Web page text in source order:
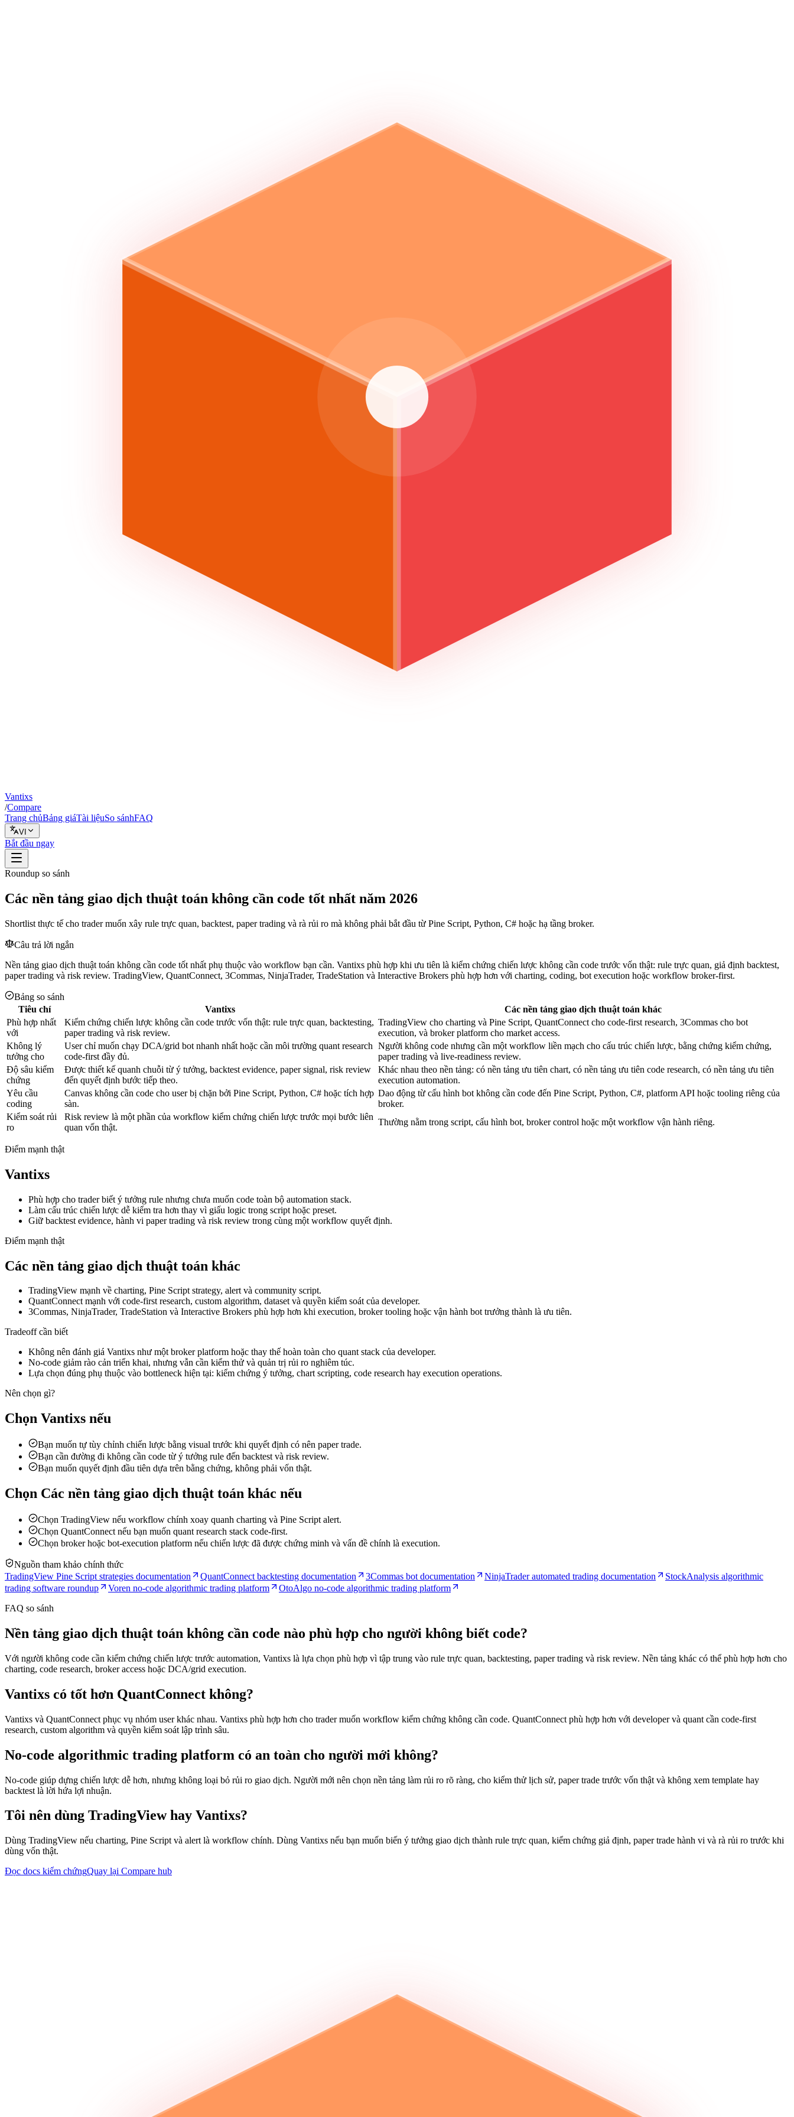
Vantixs
/Compare
Trang chủBảng giáTài liệuSo sánhFAQ
VI
Bắt đầu ngay
Roundup so sánh
Các nền tảng giao dịch thuật toán không cần code tốt nhất năm 2026
Shortlist thực tế cho trader muốn xây rule trực quan, backtest, paper trading và rà rủi ro mà không phải bắt đầu từ Pine Script, Python, C# hoặc hạ tầng broker.
Câu trả lời ngắn
Nền tảng giao dịch thuật toán không cần code tốt nhất phụ thuộc vào workflow bạn cần. Vantixs phù hợp khi ưu tiên là kiểm chứng chiến lược không cần code trước vốn thật: rule trực quan, giả định backtest,
paper trading và risk review. TradingView, QuantConnect, 3Commas, NinjaTrader, TradeStation và Interactive Brokers phù hợp hơn với charting, coding, bot execution hoặc workflow broker-first.
Bảng so sánh
Tiêu chí
Vantixs
Các nền tảng giao dịch thuật toán khác
Phù hợp nhất
với
Kiểm chứng chiến lược không cần code trước vốn thật: rule trực quan, backtesting,
paper trading và risk review.
TradingView cho charting và Pine Script, QuantConnect cho code-first research, 3Commas cho bot
execution, và broker platform cho market access.
Không lý
tưởng cho
User chỉ muốn chạy DCA/grid bot nhanh nhất hoặc cần môi trường quant research
code-first đầy đủ.
Người không code nhưng cần một workflow liền mạch cho cấu trúc chiến lược, bằng chứng kiểm chứng,
paper trading và live-readiness review.
Độ sâu kiểm
chứng
Được thiết kế quanh chuỗi từ ý tưởng, backtest evidence, paper signal, risk review
đến quyết định bước tiếp theo.
Khác nhau theo nền tảng: có nền tảng ưu tiên chart, có nền tảng ưu tiên code research, có nền tảng ưu tiên
execution automation.
Yêu cầu
coding
Canvas không cần code cho user bị chặn bởi Pine Script, Python, C# hoặc tích hợp
sàn.
Dao động từ cấu hình bot không cần code đến Pine Script, Python, C#, platform API hoặc tooling riêng của
broker.
Kiểm soát rủi
ro
Risk review là một phần của workflow kiểm chứng chiến lược trước mọi bước liên
quan vốn thật.
Thường nằm trong script, cấu hình bot, broker control hoặc một workflow vận hành riêng.
Điểm mạnh thật
Vantixs
Phù hợp cho trader biết ý tưởng rule nhưng chưa muốn code toàn bộ automation stack.
Làm cấu trúc chiến lược dễ kiểm tra hơn thay vì giấu logic trong script hoặc preset.
Giữ backtest evidence, hành vi paper trading và risk review trong cùng một workflow quyết định.
Điểm mạnh thật
Các nền tảng giao dịch thuật toán khác
TradingView mạnh về charting, Pine Script strategy, alert và community script.
QuantConnect mạnh với code-first research, custom algorithm, dataset và quyền kiểm soát của developer.
3Commas, NinjaTrader, TradeStation và Interactive Brokers phù hợp hơn khi execution, broker tooling hoặc vận hành bot trưởng thành là ưu tiên.
Tradeoff cần biết
Không nên đánh giá Vantixs như một broker platform hoặc thay thế hoàn toàn cho quant stack của developer.
No-code giảm rào cản triển khai, nhưng vẫn cần kiểm thử và quản trị rủi ro nghiêm túc.
Lựa chọn đúng phụ thuộc vào bottleneck hiện tại: kiểm chứng ý tưởng, chart scripting, code research hay execution operations.
Nên chọn gì?
Chọn Vantixs nếu
Bạn muốn tự tùy chỉnh chiến lược bằng visual trước khi quyết định có nên paper trade.
Bạn cần đường đi không cần code từ ý tưởng rule đến backtest và risk review.
Bạn muốn quyết định đầu tiên dựa trên bằng chứng, không phải vốn thật.
Chọn Các nền tảng giao dịch thuật toán khác nếu
Chọn TradingView nếu workflow chính xoay quanh charting và Pine Script alert.
Chọn QuantConnect nếu bạn muốn quant research stack code-first.
Chọn broker hoặc bot-execution platform nếu chiến lược đã được chứng minh và vấn đề chính là execution.
Nguồn tham khảo chính thức
TradingView Pine Script strategies documentation
QuantConnect backtesting documentation 3Commas bot documentation NinjaTrader automated trading documentation
StockAnalysis algorithmic
trading software roundup
Voren no-code algorithmic trading platform
OtoAlgo no-code algorithmic trading platform
FAQ so sánh
Nền tảng giao dịch thuật toán không cần code nào phù hợp cho người không biết code?
Với người không code cần kiểm chứng chiến lược trước automation, Vantixs là lựa chọn phù hợp vì tập trung vào rule trực quan, backtesting, paper trading và risk review. Nền tảng khác có thể phù hợp hơn cho
charting, code research, broker access hoặc DCA/grid execution.
Vantixs có tốt hơn QuantConnect không?
Vantixs và QuantConnect phục vụ nhóm user khác nhau. Vantixs phù hợp hơn cho trader muốn workflow kiểm chứng không cần code. QuantConnect phù hợp hơn với developer và quant cần code-first
research, custom algorithm và quyền kiểm soát lập trình sâu.
No-code algorithmic trading platform có an toàn cho người mới không?
No-code giúp dựng chiến lược dễ hơn, nhưng không loại bỏ rủi ro giao dịch. Người mới nên chọn nền tảng làm rủi ro rõ ràng, cho kiểm thử lịch sử, paper trade trước vốn thật và không xem template hay
backtest là lời hứa lợi nhuận.
Tôi nên dùng TradingView hay Vantixs?
Dùng TradingView nếu charting, Pine Script và alert là workflow chính. Dùng Vantixs nếu bạn muốn biến ý tưởng giao dịch thành rule trực quan, kiểm chứng giả định, paper trade hành vi và rà rủi ro trước khi
dùng vốn thật.
Đọc docs kiểm chứngQuay lại Compare hub